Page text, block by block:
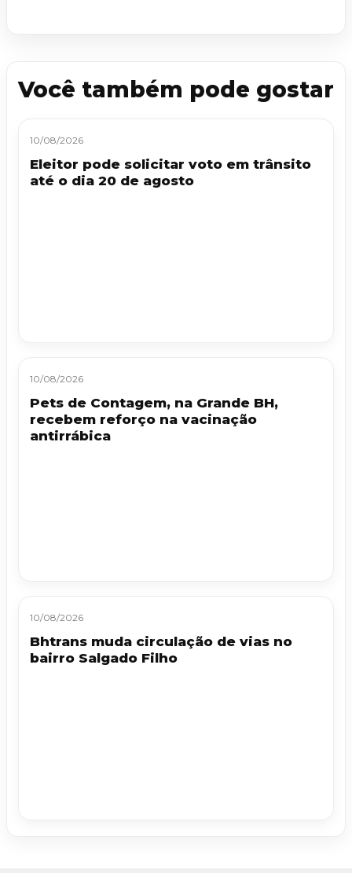
Você também pode gostar
10/08/2026
Eleitor pode solicitar voto em trânsito
até o dia 20 de agosto
10/08/2026
Pets de Contagem, na Grande BH,
recebem reforço na vacinação
antirrábica
10/08/2026
Bhtrans muda circulação de vias no
bairro Salgado Filho